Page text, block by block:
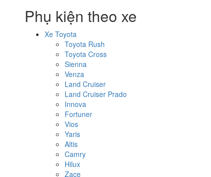
Phụ kiện theo xe
Xe Toyota
Toyota Rush
Toyota Cross
Sienna
Venza
Land Cruiser
Land Cruiser Prado
Innova
Fortuner
Vios
Yaris
Altis
Camry
Hilux
Zace